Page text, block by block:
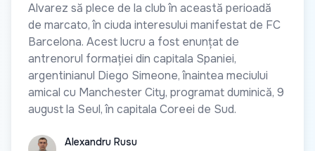
Alvarez să plece de la club în această perioadă
de marcato, în ciuda interesului manifestat de FC
Barcelona. Acest lucru a fost enunțat de
antrenorul formației din capitala Spaniei,
argentinianul Diego Simeone, înaintea meciului
amical cu Manchester City, programat duminică, 9
august la Seul, în capitala Coreei de Sud.
Alexandru Rusu
Alexandru Rusu